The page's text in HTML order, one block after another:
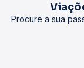
Procure a sua